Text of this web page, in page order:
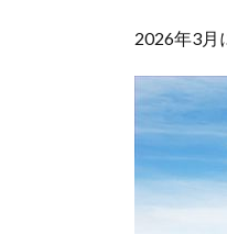
2026年3月